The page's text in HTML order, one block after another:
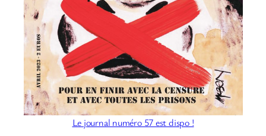
Le journal numéro 57 est dispo !